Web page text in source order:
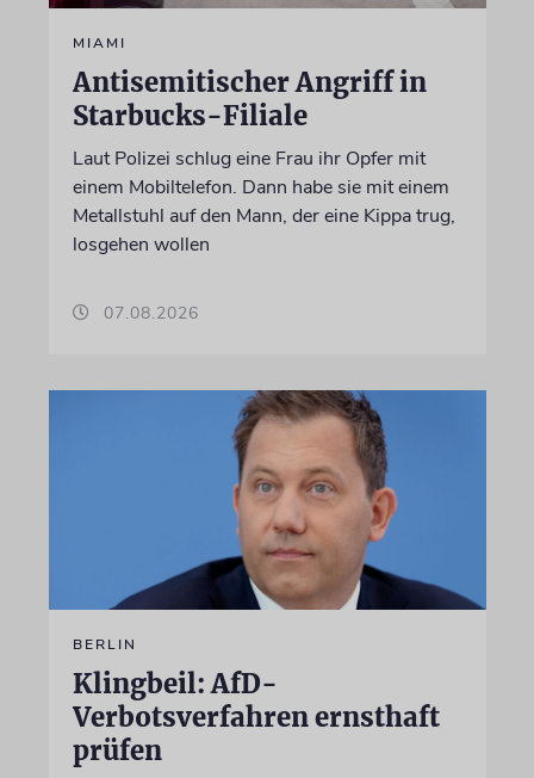
MIAMI
Antisemitischer Angriff in
Starbucks-Filiale
Laut Polizei schlug eine Frau ihr Opfer mit
einem Mobiltelefon. Dann habe sie mit einem
Metallstuhl auf den Mann, der eine Kippa trug,
losgehen wollen
07.08.2026
BERLIN
Klingbeil: AfD-
Verbotsverfahren ernsthaft
prüfen